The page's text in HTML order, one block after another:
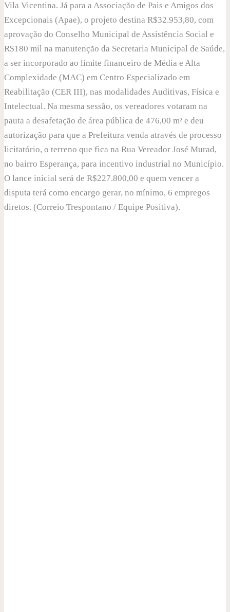
Vila Vicentina. Já para a Associação de Pais e Amigos dos
Excepcionais (Apae), o projeto destina R$32.953,80, com
aprovação do Conselho Municipal de Assistência Social e
R$180 mil na manutenção da Secretaria Municipal de Saúde,
a ser incorporado ao limite financeiro de Média e Alta
Complexidade (MAC) em Centro Especializado em
Reabilitação (CER III), nas modalidades Auditivas, Física e
Intelectual. Na mesma sessão, os vereadores votaram na
pauta a desafetação de área pública de 476,00 m² e deu
autorização para que a Prefeitura venda através de processo
licitatório, o terreno que fica na Rua Vereador José Murad,
no bairro Esperança, para incentivo industrial no Município.
O lance inicial será de R$227.800,00 e quem vencer a
disputa terá como encargo gerar, no mínimo, 6 empregos
diretos. (Correio Trespontano / Equipe Positiva).